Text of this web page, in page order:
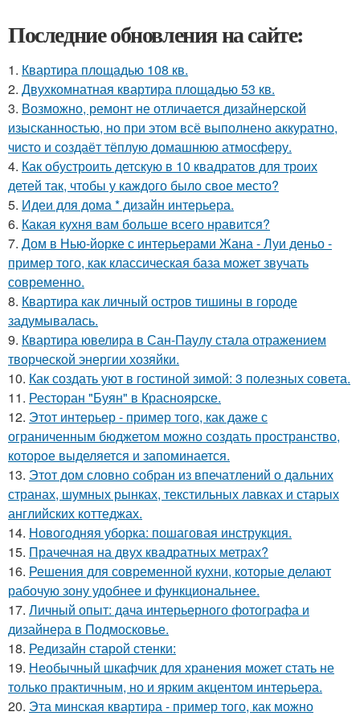
Последние обновления на сайте:
1. Квартира площадью 108 кв.
2. Двухкомнатная квартира площадью 53 кв.
3. Возможно, ремонт не отличается дизайнерской
изысканностью, но при этом всё выполнено аккуратно,
чисто и создаёт тёплую домашнюю атмосферу.
4. Как обустроить детскую в 10 квадратов для троих
детей так, чтобы у каждого было свое место?
5. Идеи для дома * дизайн интерьера.
6. Какая кухня вам больше всего нравится?
7. Дом в Нью-йорке с интерьерами Жана - Луи деньо -
пример того, как классическая база может звучать
современно.
8. Квартира как личный остров тишины в городе
задумывалась.
9. Квартира ювелира в Сан-Паулу стала отражением
творческой энергии хозяйки.
10. Как создать уют в гостиной зимой: 3 полезных совета.
11. Ресторан "Буян" в Красноярске.
12. Этот интерьер - пример того, как даже с
ограниченным бюджетом можно создать пространство,
которое выделяется и запоминается.
13. Этот дом словно собран из впечатлений о дальних
странах, шумных рынках, текстильных лавках и старых
английских коттеджах.
14. Новогодняя уборка: пошаговая инструкция.
15. Прачечная на двух квадратных метрах?
16. Решения для современной кухни, которые делают
рабочую зону удобнее и функциональнее.
17. Личный опыт: дача интерьерного фотографа и
дизайнера в Подмосковье.
18. Редизайн старой стенки:
19. Необычный шкафчик для хранения может стать не
только практичным, но и ярким акцентом интерьера.
20. Эта минская квартира - пример того, как можно